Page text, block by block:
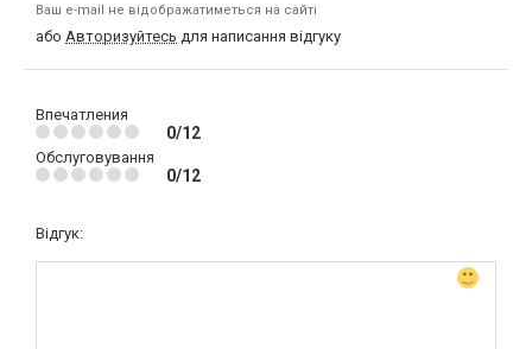
Ваш e-mail не відображатиметься на сайті
або Авторизуйтесь для написання відгуку
Впечатления
0/12
Обслуговування
0/12
Відгук: